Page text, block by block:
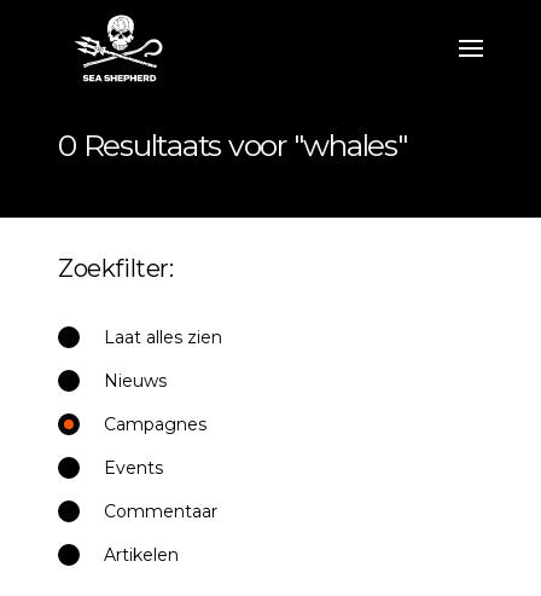
0 Resultaats voor "whales"
Zoekfilter:
Laat alles zien
Nieuws
Campagnes
Events
Commentaar
Artikelen